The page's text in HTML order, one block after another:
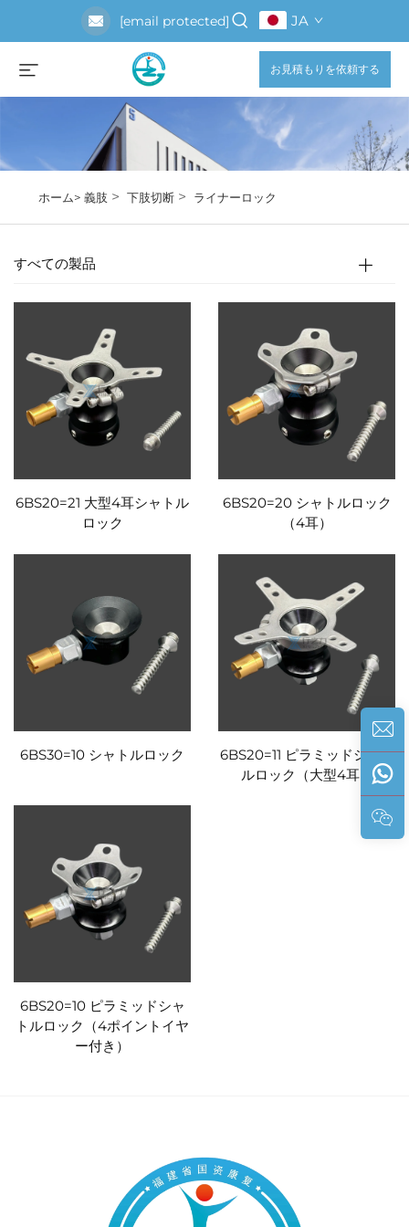
[email protected] JA
お見積もりを依頼する
ホーム> 義肢 > 下肢切断> ライナーロック
すべての製品
6BS20=21 大型4耳シャトル
ロック
6BS20=20 シャトルロック
（4耳）
6BS30=10 シャトルロック
6BS20=11 ピラミッドシャト
ルロック（大型4耳）
6BS20=10 ピラミッドシャ
トルロック（4ポイントイヤ
ー付き）